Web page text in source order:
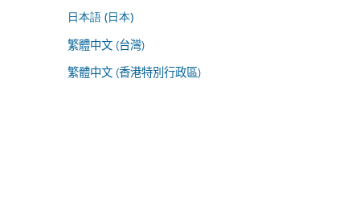
日本語 (日本)
繁體中文 (台灣)
繁體中文 (香港特別行政區)